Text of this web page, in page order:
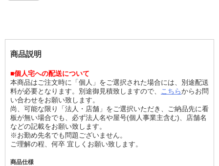
商品説明
■個人宅への配送について
本商品はご注文時に「個人」をご選択された場合には、別途配送
料が必要となります。別途御見積致しますので、
こちらからお問
い合わせをお願い致します。
尚、可能な限り「法人・店舗」をご選択いただき、ご納品先に看
板が無い場合でも、必ず法人名や屋号(個人事業主含む)、店舗名
などの記載をお願い致します。
※お勤め先名でも問題ございません。
ご理解の程、何卒 宜しくお願い致します。
商品仕様